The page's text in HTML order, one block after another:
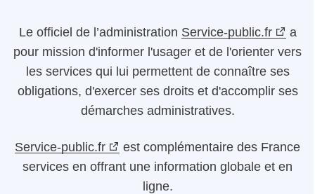
Le officiel de l’administration Service-public.fr
a
pour mission d'informer l'usager et de l'orienter vers
les services qui lui permettent de connaître ses
obligations, d'exercer ses droits et d'accomplir ses
démarches administratives.
Service-public.fr
est complémentaire des France
services en offrant une information globale et en
ligne.